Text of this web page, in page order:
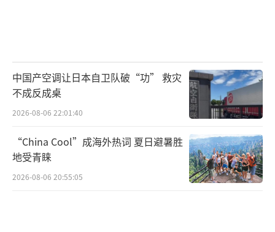
崛起与自身的隐忧。当莎宾·温特握拳庆祝胜
利时，她身后的孙颖莎已经感受到了那份前所
未有的压力。三连冠的历史纪录近在咫尺，但
通往领奖台的最后几步，注定步步惊心。（责任
编辑：zx0001）
中国产空调让日本自卫队破“功” 救灾
不成反成桌
2026-08-06 22:01:40
“China Cool”成海外热词 夏日避暑胜
地受青睐
2026-08-06 20:55:05